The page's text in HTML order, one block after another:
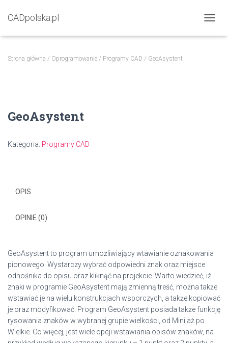
CADpolska.pl
R
Strona główna / Oprogramowanie / Programy CAD / GeoAsystent
GeoAsystent
Kategoria: Programy CAD
OPIS
OPINIE (0)
GeoAsystent to program umożliwiający wtawianie oznakowania
pionowego. Wystarczy wybrać odpowiedni znak oraz miejsce
odnośnika do opisu oraz kliknąć na projekcie. Warto wiedzieć, iż
znaki w programie GeoAsystent mają zmienną treść, można także
wstawiać je na wielu konstrukcjach wsporczych, a także kopiować
je oraz modyfikować. Program GeoAsystent posiada także funkcję
rysowania znaków w wybranej grupie wielkości, od Mini aż po
Wielkie. Co więcej, jest wiele opcji wstawiania opisów znaków, na